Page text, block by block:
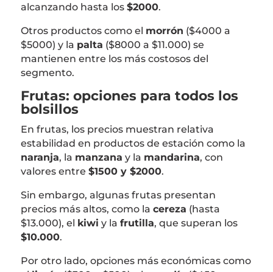
alcanzando hasta los $2000.
Otros productos como el morrón ($4000 a
$5000) y la palta ($8000 a $11.000) se
mantienen entre los más costosos del
segmento.
Frutas: opciones para todos los
bolsillos
En frutas, los precios muestran relativa
estabilidad en productos de estación como la
naranja, la manzana y la mandarina, con
valores entre $1500 y $2000.
Sin embargo, algunas frutas presentan
precios más altos, como la cereza (hasta
$13.000), el kiwi y la frutilla, que superan los
$10.000.
Por otro lado, opciones más económicas como